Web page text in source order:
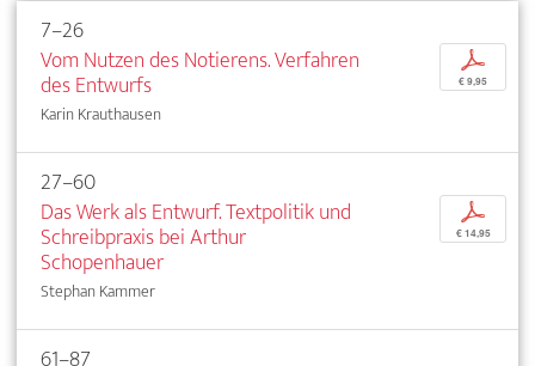
7–26
Vom Nutzen des Notierens. Verfahren
des Entwurfs
Karin Krauthausen
p
€ 9,95
27–60
Das Werk als Entwurf. Textpolitik und
Schreibpraxis bei Arthur
Schopenhauer
Stephan Kammer
p
€ 14,95